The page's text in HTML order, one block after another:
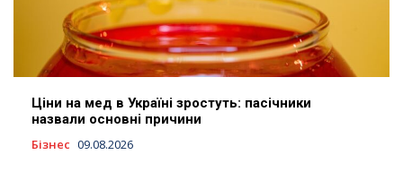
Ціни на мед в Україні зростуть: пасічники
назвали основні причини
Бізнес 09.08.2026